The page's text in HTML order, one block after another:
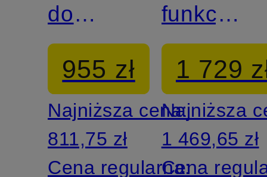
do
biegania
BALANCE
955 zł
Najniższa cena:
811,75 zł
Cena regularna:
funkcyjna
OFF-
RACE
1 729
Najniższa
1 469,65 zł
Cena